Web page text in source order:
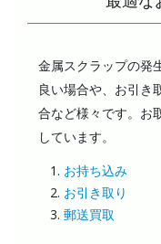
金属スクラップの発
良い場合や、お引き
合など様々です。お
しています。
お持ち込み
お引き取り
郵送買取